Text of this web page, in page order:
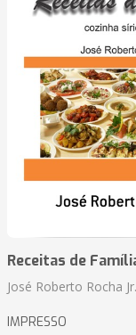
Receitas de
José Roberto Rocha Jr.
IMPRESSO